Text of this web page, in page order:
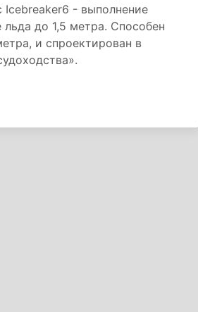
- выполнение
до 1,5 метра. Способен
и спроектирован в